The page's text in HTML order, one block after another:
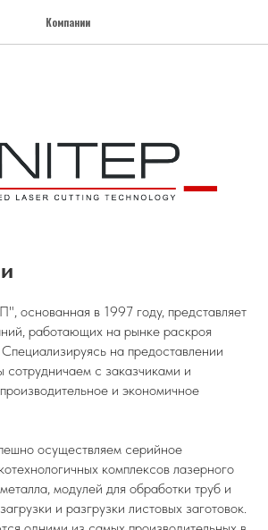
Компании
основанная в 1997 году, представляет
работающих на рынке раскроя
на предоставлении
с заказчиками и
и экономичное
осуществляем серийное
комплексов лазерного
модулей для обработки труб и
и разгрузки листовых заготовок.